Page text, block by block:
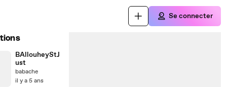
Se connecter
BAllouheyStJ
ust
babache
il y a 5 ans